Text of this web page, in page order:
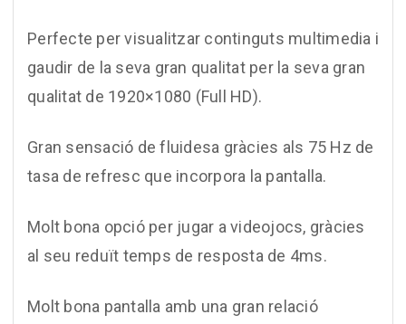
Perfecte per visualitzar continguts multimedia i
gaudir de la seva gran qualitat per la seva gran
qualitat de 1920×1080 (Full HD).
Gran sensació de fluidesa gràcies als 75 Hz de
tasa de refresc que incorpora la pantalla.
Molt bona opció per jugar a videojocs, gràcies
al seu reduït temps de resposta de 4ms.
Molt bona pantalla amb una gran relació